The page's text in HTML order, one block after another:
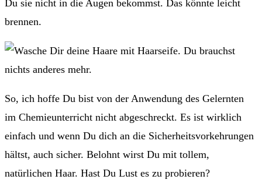
Du sie nicht in die Augen bekommst. Das könnte leicht
brennen.
So, ich hoffe Du bist von der Anwendung des Gelernten
im Chemieunterricht nicht abgeschreckt. Es ist wirklich
einfach und wenn Du dich an die Sicherheitsvorkehrungen
hältst, auch sicher. Belohnt wirst Du mit tollem,
natürlichen Haar. Hast Du Lust es zu probieren?